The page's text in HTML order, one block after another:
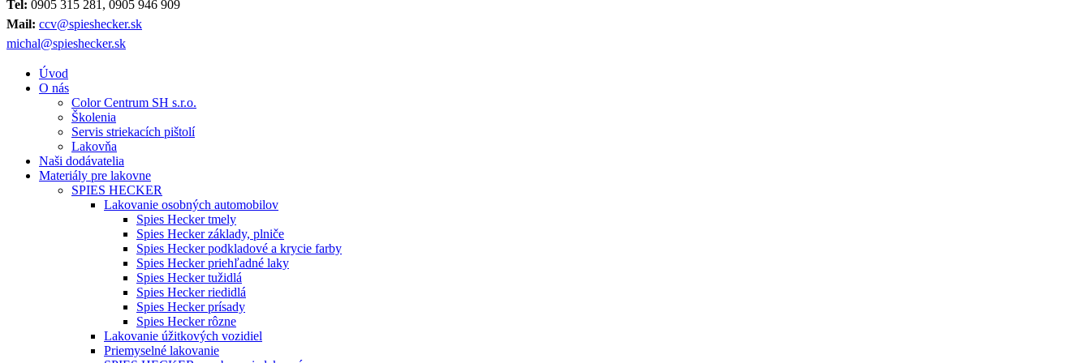
Tel: 0905 315 281, 0905 946 909
Mail: ccv@spieshecker.sk
michal@spieshecker.sk
Úvod
O nás
Color Centrum SH s.r.o.
Školenia
Servis striekacích pištolí
Lakovňa
Naši dodávatelia
Materiály pre lakovne
SPIES HECKER
Lakovanie osobných automobilov
Spies Hecker tmely
Spies Hecker základy, plniče
Spies Hecker podkladové a krycie farby
Spies Hecker priehľadné laky
Spies Hecker tužidlá
Spies Hecker riedidlá
Spies Hecker prísady
Spies Hecker rôzne
Lakovanie úžitkových vozidiel
Priemyselné lakovanie